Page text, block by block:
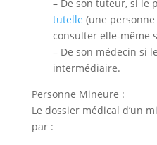
– De son tuteur, si le
tutelle (une personne
consulter elle-même
– De son médecin si
intermédiaire.
Personne Mineure :
Le dossier médical d’un
par :